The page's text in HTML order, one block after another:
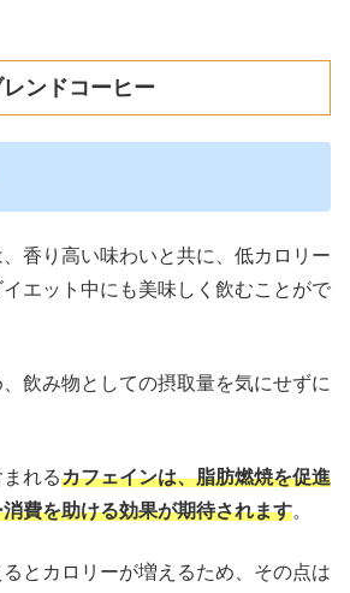
ンドコーヒー
香り高い味わいと共に、低カロリー
エット中にも美味しく飲むことがで
飲み物としての摂取量を気にせずに
れるカフェインは、脂肪燃焼を促進
費を助ける効果が期待されます。
とカロリーが増えるため、その点は